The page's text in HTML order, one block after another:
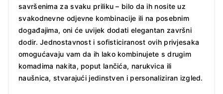
savršenima za svaku priliku – bilo da ih nosite uz
svakodnevne odjevne kombinacije ili na posebnim
događajima, oni će uvijek dodati elegantan završni
dodir. Jednostavnost i sofisticiranost ovih privjesaka
omogućavaju vam da ih lako kombinujete s drugim
komadima nakita, poput lančića, narukvica ili
naušnica, stvarajući jedinstven i personaliziran izgled.